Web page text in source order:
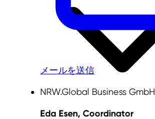
メールを送信
NRW.Global Business GmbH
Eda Esen, Coordinator